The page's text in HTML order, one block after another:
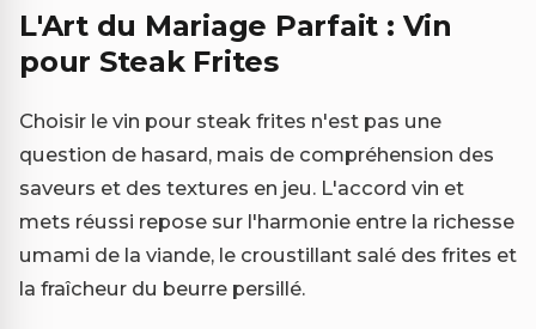
L'Art du Mariage Parfait : Vin
pour Steak Frites
Choisir le vin pour steak frites n'est pas une
question de hasard, mais de compréhension des
saveurs et des textures en jeu. L'accord vin et
mets réussi repose sur l'harmonie entre la richesse
umami de la viande, le croustillant salé des frites et
la fraîcheur du beurre persillé.